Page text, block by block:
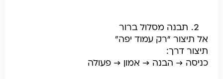
תבנה מסלול ברור
אל תיצור “רק עמוד יפה”
תיצור דרך:
כניסה → הבנה → אמון → פעולה